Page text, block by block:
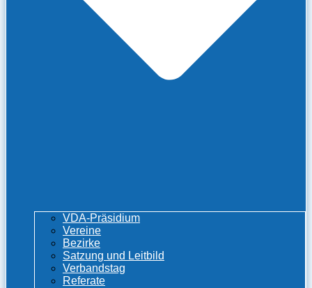
VDA-Präsidium
Vereine
Bezirke
Satzung und Leitbild
Verbandstag
Referate